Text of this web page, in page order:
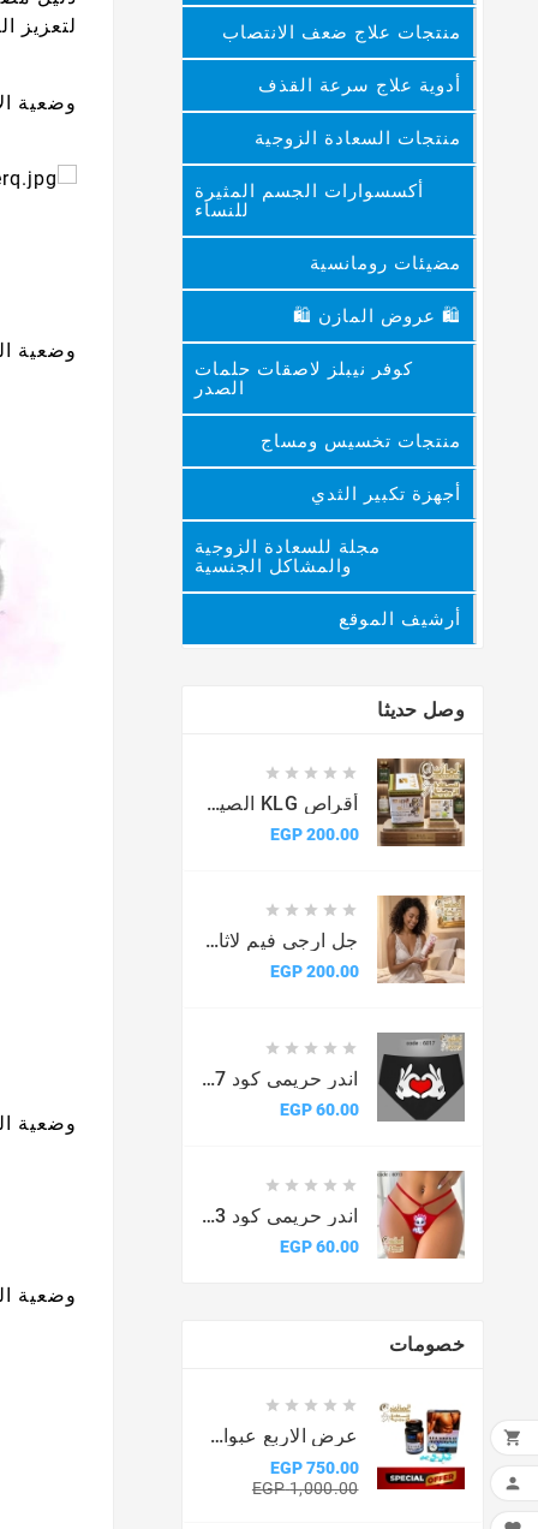
منتجات علاج ضعف الانتصاب
أدوية علاج سرعة القذف
منتجات السعادة الزوجية
أكسسوارات الجسم المثيرة
للنساء
مضيئات رومانسية
🛍 عروض المازن 🛍
كوفر نيبلز لاصقات حلمات
الصدر
منتجات تخسيس ومساج
أجهزة تكبير الثدي
مجلة للسعادة الزوجية
والمشاكل الجنسية
أرشيف الموقع
وصل حديثا





أقراص KLG الصيني الأصلية للرجال
200.00 EGP





جل ارجى فيم لاثارة النساء
200.00 EGP





اندر حريمى كود 6017
60.00 EGP





اندر حريمى كود 6013
60.00 EGP
خصومات





عرض الاربع عبوات من كبسولات ماكس مان
750.00 EGP
1,000.00 EGP
لتعزيز
وضعية
وضعية
وضعية
وضعية

